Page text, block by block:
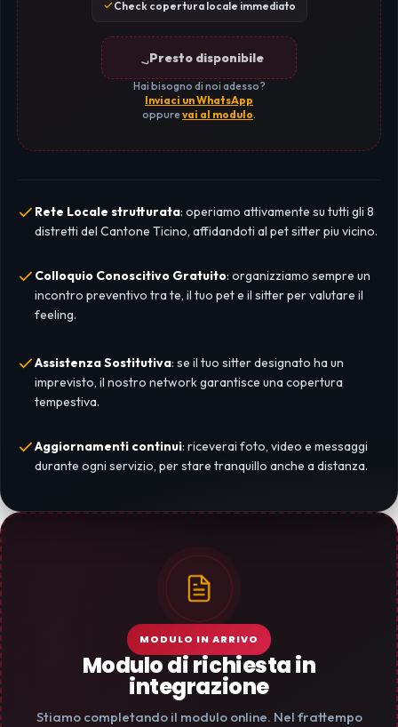
Check copertura locale immediato
Presto disponibile
Hai bisogno di noi adesso?
Inviaci un WhatsApp
oppurevai al modulo.
Rete Locale strutturata: operiamo attivamente su tutti gli 8
distretti del Cantone Ticino, affidandoti al pet sitter piu vicino.
Colloquio Conoscitivo Gratuito: organizziamo sempre un
incontro preventivo tra te, il tuo pet e il sitter per valutare il
feeling.
Assistenza Sostitutiva: se il tuo sitter designato ha un
imprevisto, il nostro network garantisce una copertura
tempestiva.
Aggiornamenti continui: riceverai foto, video e messaggi
durante ogni servizio, per stare tranquillo anche a distanza.
MODULO IN ARRIVO
Modulo di richiesta in
integrazione
Stiamo completando il modulo online. Nel frattempo